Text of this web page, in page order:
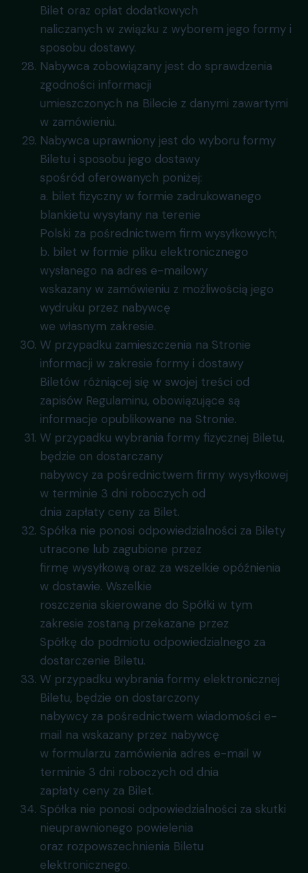
Bilet oraz opłat dodatkowych
naliczanych w związku z wyborem jego formy i
sposobu dostawy.
Nabywca zobowiązany jest do sprawdzenia
zgodności informacji
umieszczonych na Bilecie z danymi zawartymi
w zamówieniu.
Nabywca uprawniony jest do wyboru formy
Biletu i sposobu jego dostawy
spośród oferowanych poniżej:
a. bilet fizyczny w formie zadrukowanego
blankietu wysyłany na terenie
Polski za pośrednictwem firm wysyłkowych;
b. bilet w formie pliku elektronicznego
wysłanego na adres e-mailowy
wskazany w zamówieniu z możliwością jego
wydruku przez nabywcę
we własnym zakresie.
W przypadku zamieszczenia na Stronie
informacji w zakresie formy i dostawy
Biletów różniącej się w swojej treści od
zapisów Regulaminu, obowiązujące są
informacje opublikowane na Stronie.
W przypadku wybrania formy fizycznej Biletu,
będzie on dostarczany
nabywcy za pośrednictwem firmy wysyłkowej
w terminie 3 dni roboczych od
dnia zapłaty ceny za Bilet.
Spółka nie ponosi odpowiedzialności za Bilety
utracone lub zagubione przez
firmę wysyłkową oraz za wszelkie opóźnienia
w dostawie. Wszelkie
roszczenia skierowane do Spółki w tym
zakresie zostaną przekazane przez
Spółkę do podmiotu odpowiedzialnego za
dostarczenie Biletu.
W przypadku wybrania formy elektronicznej
Biletu, będzie on dostarczony
nabywcy za pośrednictwem wiadomości e-
mail na wskazany przez nabywcę
w formularzu zamówienia adres e-mail w
terminie 3 dni roboczych od dnia
zapłaty ceny za Bilet.
Spółka nie ponosi odpowiedzialności za skutki
nieuprawnionego powielenia
oraz rozpowszechnienia Biletu
elektronicznego.